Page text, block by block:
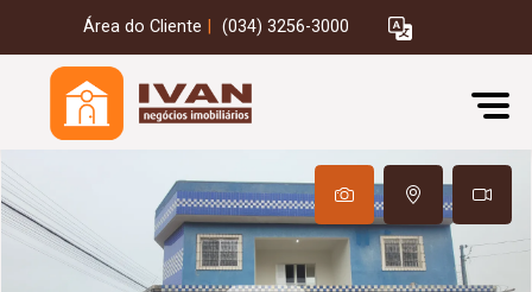
Área do Cliente (034) 3256-3000